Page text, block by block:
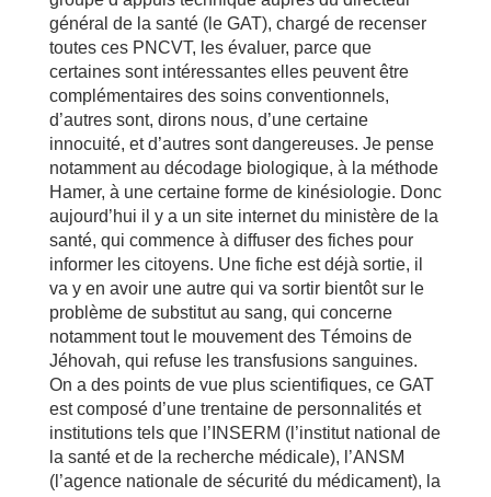
général de la santé (le GAT), chargé de recenser
toutes ces PNCVT, les évaluer, parce que
certaines sont intéressantes elles peuvent être
complémentaires des soins conventionnels,
d’autres sont, dirons nous, d’une certaine
innocuité, et d’autres sont dangereuses. Je pense
notamment au décodage biologique, à la méthode
Hamer, à une certaine forme de kinésiologie. Donc
aujourd’hui il y a un site internet du ministère de la
santé, qui commence à diffuser des fiches pour
informer les citoyens. Une fiche est déjà sortie, il
va y en avoir une autre qui va sortir bientôt sur le
problème de substitut au sang, qui concerne
notamment tout le mouvement des Témoins de
Jéhovah, qui refuse les transfusions sanguines.
On a des points de vue plus scientifiques, ce GAT
est composé d’une trentaine de personnalités et
institutions tels que l’INSERM (l’institut national de
la santé et de la recherche médicale), l’ANSM
(l’agence nationale de sécurité du médicament), la